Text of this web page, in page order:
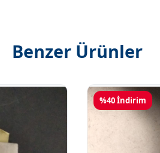
Benzer Ürünler
%40 İndirim